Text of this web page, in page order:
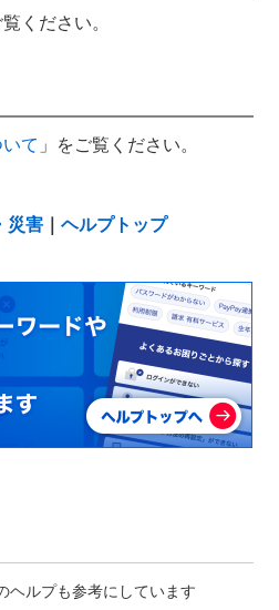
ください。
て 」をご覧ください。
災害 ｜ ヘルプトップ
ヘルプも参考にしています